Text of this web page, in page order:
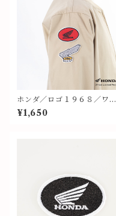
ホンダ／ロゴ１９６８／ワッ
ペン③④
¥1,650